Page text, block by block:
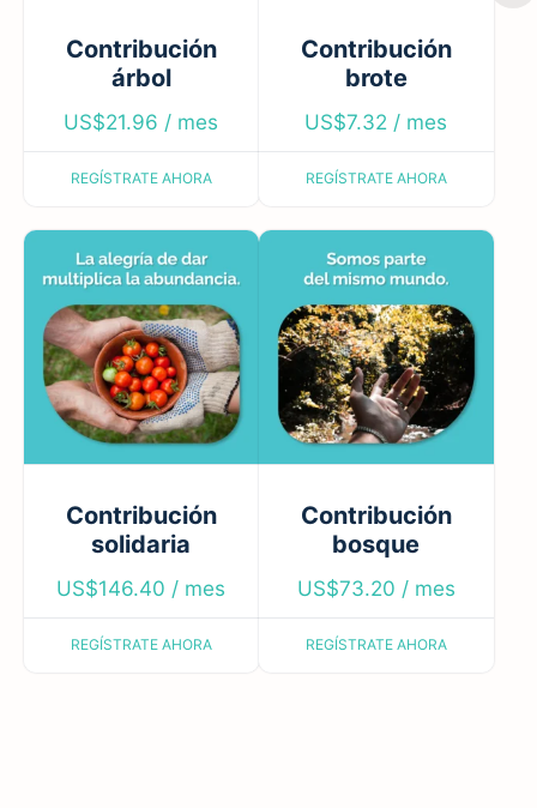
Contribución
árbol
US$21.96 / mes
REGÍSTRATE AHORA
Contribución
brote
US$7.32 / mes
REGÍSTRATE AHORA
Contribución
solidaria
US$146.40 / mes
REGÍSTRATE AHORA
Contribución
bosque
US$73.20 / mes
REGÍSTRATE AHORA